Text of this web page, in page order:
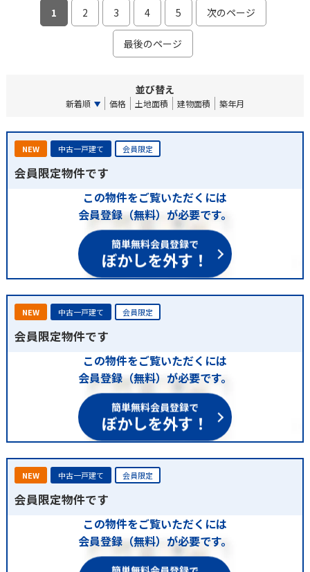
1
2 3 4 5 次のページ
最後のページ
並び替え
新着順 価格 土地面積 建物面積 築年月
NEW 中古一戸建て 会員限定
会員限定物件です
この物件をご覧いただくには
会員登録（無料）が必要です。
簡単無料会員登録で
ぼかしを外す！
NEW 中古一戸建て 会員限定
会員限定物件です
この物件をご覧いただくには
会員登録（無料）が必要です。
簡単無料会員登録で
ぼかしを外す！
NEW 中古一戸建て 会員限定
会員限定物件です
この物件をご覧いただくには
会員登録（無料）が必要です。
簡単無料会員登録で